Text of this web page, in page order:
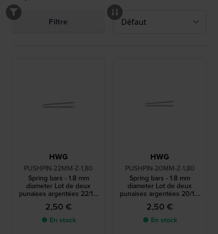
Filtre
HWG
PUSHPIN-22MM-Z-1,80
Spring bars - 1.8 mm
diameter Lot de deux
punaises argentées 22/1.8
mm
2,50 €
● En stock
HWG
PUSHPIN-20MM-Z-1,80
Spring bars - 1.8 mm
diameter Lot de deux
punaises argentées 20/1.8
mm
2,50 €
● En stock